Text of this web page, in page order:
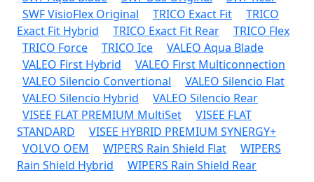
SWF VisioFlex Original
TRICO Exact Fit
TRICO
Exact Fit Hybrid
TRICO Exact Fit Rear
TRICO Flex
TRICO Force
TRICO Ice
VALEO Aqua Blade
VALEO First Hybrid
VALEO First Multiconnection
VALEO Silencio Convertional
VALEO Silencio Flat
VALEO Silencio Hybrid
VALEO Silencio Rear
VISEE FLAT PREMIUM MultiSet
VISEE FLAT
STANDARD
VISEE HYBRID PREMIUM SYNERGY+
VOLVO OEM
WIPERS Rain Shield Flat
WIPERS
Rain Shield Hybrid
WIPERS Rain Shield Rear